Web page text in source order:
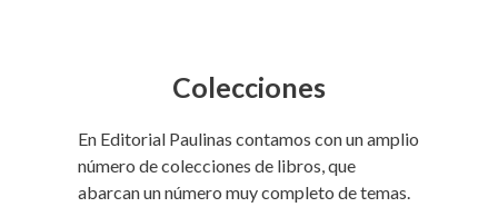
Colecciones
En Editorial Paulinas contamos con un amplio
número de colecciones de libros, que
abarcan un número muy completo de temas.